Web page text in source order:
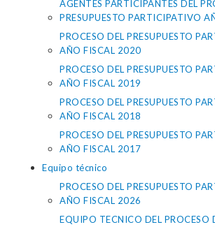
AGENTES PARTICIPANTES DEL
PRESUPUESTO PARTICIPATIVO
PROCESO DEL PRESUPUESTO
AÑO FISCAL 2020
PROCESO DEL PRESUPUESTO
AÑO FISCAL 2019
PROCESO DEL PRESUPUESTO
AÑO FISCAL 2018
PROCESO DEL PRESUPUESTO
AÑO FISCAL 2017
Equipo técnico
PROCESO DEL PRESUPUESTO
AÑO FISCAL 2026
EQUIPO TECNICO DEL PROCESO